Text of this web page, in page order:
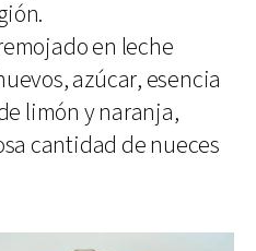
en leche
azúcar, esencia
limón y naranja,
cantidad de nueces